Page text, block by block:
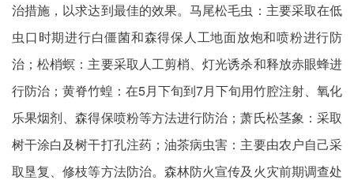
治措施，以求达到最佳的效果。马尾松毛虫：主要采取在低
虫口时期进行白僵菌和森得保人工地面放炮和喷粉进行防
治；松梢螟：主要采取人工剪梢、灯光诱杀和释放赤眼蜂进
行防治；黄脊竹蝗：在5月下旬到7月下旬用竹腔注射、氧化
乐果烟剂、森得保喷粉等方法进行防治；萧氏松茎象：采取
树干涂白及树干打孔注药；油茶病虫害：主要由农户自己采
取垦复、修枝等方法防治。森林防火宣传及火灾前期调查处